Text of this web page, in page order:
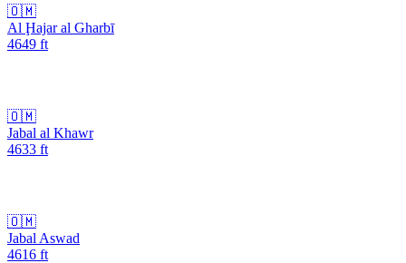
🇴🇲
Al Ḩajar al Gharbī
4649 ft
🇴🇲
Jabal al Khawr
4633 ft
🇴🇲
Jabal Aswad
4616 ft